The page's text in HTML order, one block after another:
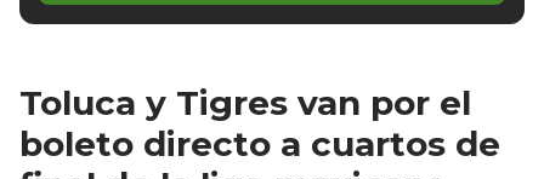
Toluca y Tigres van por el
boleto directo a cuartos de